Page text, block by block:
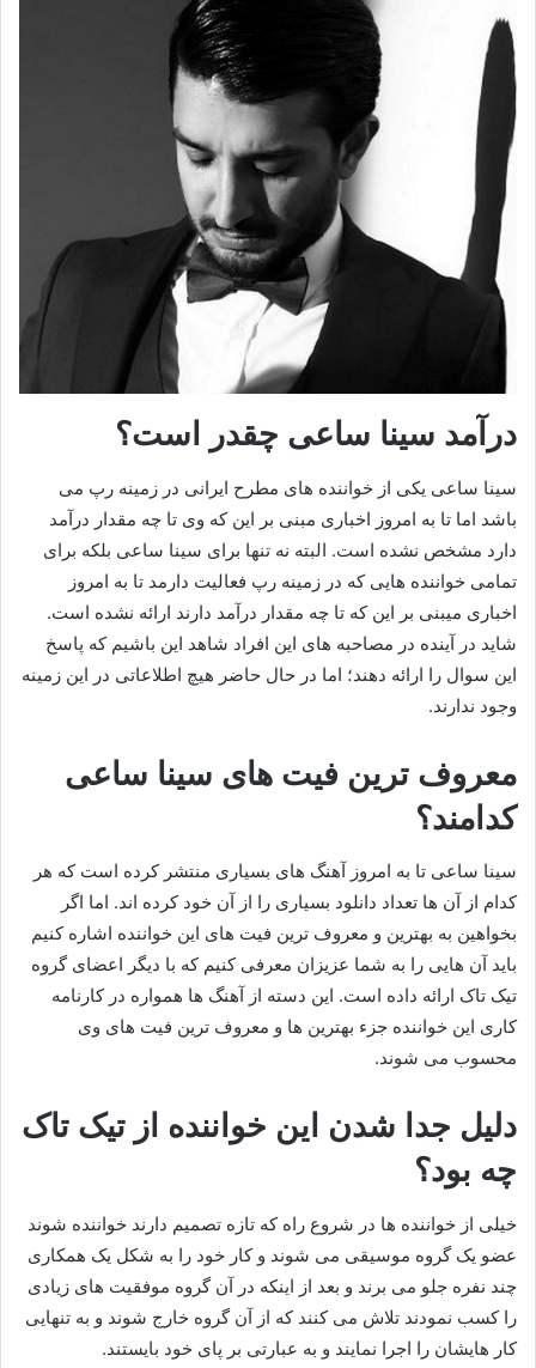
درآمد سینا ساعی چقدر است؟
سینا ساعی یکی از خواننده های مطرح ایرانی در زمینه رپ می
باشد اما تا به امروز اخباری مبنی بر این که وی تا چه مقدار درآمد
دارد مشخص نشده است. البته نه تنها برای سینا ساعی بلکه برای
تمامی خواننده هایی که در زمینه رپ فعالیت دارمد تا به امروز
اخباری میبنی بر این که تا چه مقدار درآمد دارند ارائه نشده است.
شاید در آینده در مصاحبه های این افراد شاهد این باشیم که پاسخ
این سوال را ارائه دهند؛ اما در حال حاضر هیچ اطلاعاتی در این زمینه
وجود ندارند.
معروف ترین فیت های سینا ساعی
کدامند؟
سینا ساعی تا به امروز آهنگ های بسیاری منتشر کرده است که هر
کدام از آن ها تعداد دانلود بسیاری را از آن خود کرده اند. اما اگر
بخواهین به بهترین و معروف ترین فیت های این خواننده اشاره کنیم
باید آن هایی را به شما عزیزان معرفی کنیم که با دیگر اعضای گروه
تیک تاک ارائه داده است‌. این دسته از آهنگ ها همواره در کارنامه
کاری این خواننده جزء بهترین ها و معروف ترین فیت های وی
محسوب می شوند.
دلیل جدا شدن این خواننده از تیک تاک
چه بود؟
خیلی از خواننده ها در شروع راه که تازه تصمیم دارند خواننده شوند
عضو یک گروه موسیقی می‌ شوند و کار خود را به شکل یک همکاری
چند نفره جلو می‌ برند و بعد از اینکه در آن گروه موفقیت های زیادی
را کسب نمودند تلاش می‌ کنند که از آن گروه خارج شوند و به تنهایی
کار هایشان را اجرا نمایند و به عبارتی بر پای خود بایستند.